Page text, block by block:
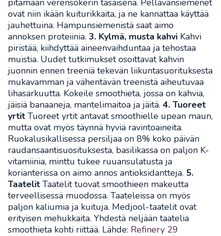
ovat niin ikään kuiturikkaita, ja ne kannattaa käyttää
jauhettuina. Hampunsiemenistä saat aimo
annoksen proteiinia. 3. Kylmä, musta kahvi Kahvi
piristää, kiihdyttää aineenvaihduntaa ja tehostaa
muistia. Uudet tutkimukset osoittavat kahvin
juonnin ennen treeniä tekevän liikuntasuorituksesta
mukavamman ja vähentävän treenistä aiheutuvaa
lihasarkuutta. Kokeile smoothieta, jossa on kahvia,
jäisiä banaaneja, mantelimaitoa ja jäitä. 4. Tuoreet
yrtit Tuoreet yrtit antavat smoothielle upean maun,
mutta ovat myös täynnä hyviä ravintoaineita.
Ruokalusikallisessa persiljaa on 8% koko päivän
raudansaantisuosituksesta, basilikassa on paljon K-
vitamiinia, minttu tukee ruuansulatusta ja
korianterissa on aimo annos antioksidantteja. 5.
Taatelit Taatelit tuovat smoothieen makeutta
terveellisessä muodossa. Taateleissa on myös
paljon kaliumia ja kuituja. Medjool-taatelit ovat
erityisen mehukkaita. Yhdestä neljään taatelia
smoothieta kohti riittää. Lähde: Refinery 29